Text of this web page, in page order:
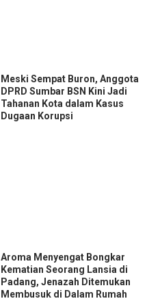
Meski Sempat Buron, Anggota
DPRD Sumbar BSN Kini Jadi
Tahanan Kota dalam Kasus
Dugaan Korupsi
Aroma Menyengat Bongkar
Kematian Seorang Lansia di
Padang, Jenazah Ditemukan
Membusuk di Dalam Rumah